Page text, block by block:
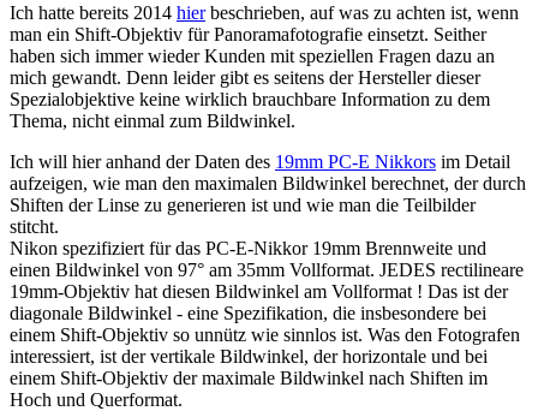
Ich hatte bereits 2014 hierbeschrieben, auf was zu achten ist, wenn
man ein Shift-Objektiv für Panoramafotografie einsetzt. Seither
haben sich immer wieder Kunden mit speziellen Fragen dazu an
mich gewandt. Denn leider gibt es seitens der Hersteller dieser
Spezialobjektive keine wirklich brauchbare Information zu dem
Thema, nicht einmal zum Bildwinkel.
Ich will hier anhand der Daten des 19mm PC-E Nikkors im Detail
aufzeigen, wie man den maximalen Bildwinkel berechnet, der durch
Shiften der Linse zu generieren ist und wie man die Teilbilder
stitcht.
Nikon spezifiziert für das PC-E-Nikkor 19mm Brennweite und
einen Bildwinkel von 97° am 35mm Vollformat. JEDES rectilineare
19mm-Objektiv hat diesen Bildwinkel am Vollformat ! Das ist der
diagonale Bildwinkel - eine Spezifikation, die insbesondere bei
einem Shift-Objektiv so unnütz wie sinnlos ist. Was den Fotografen
interessiert, ist der vertikale Bildwinkel, der horizontale und bei
einem Shift-Objektiv der maximale Bildwinkel nach Shiften im
Hoch und Querformat.